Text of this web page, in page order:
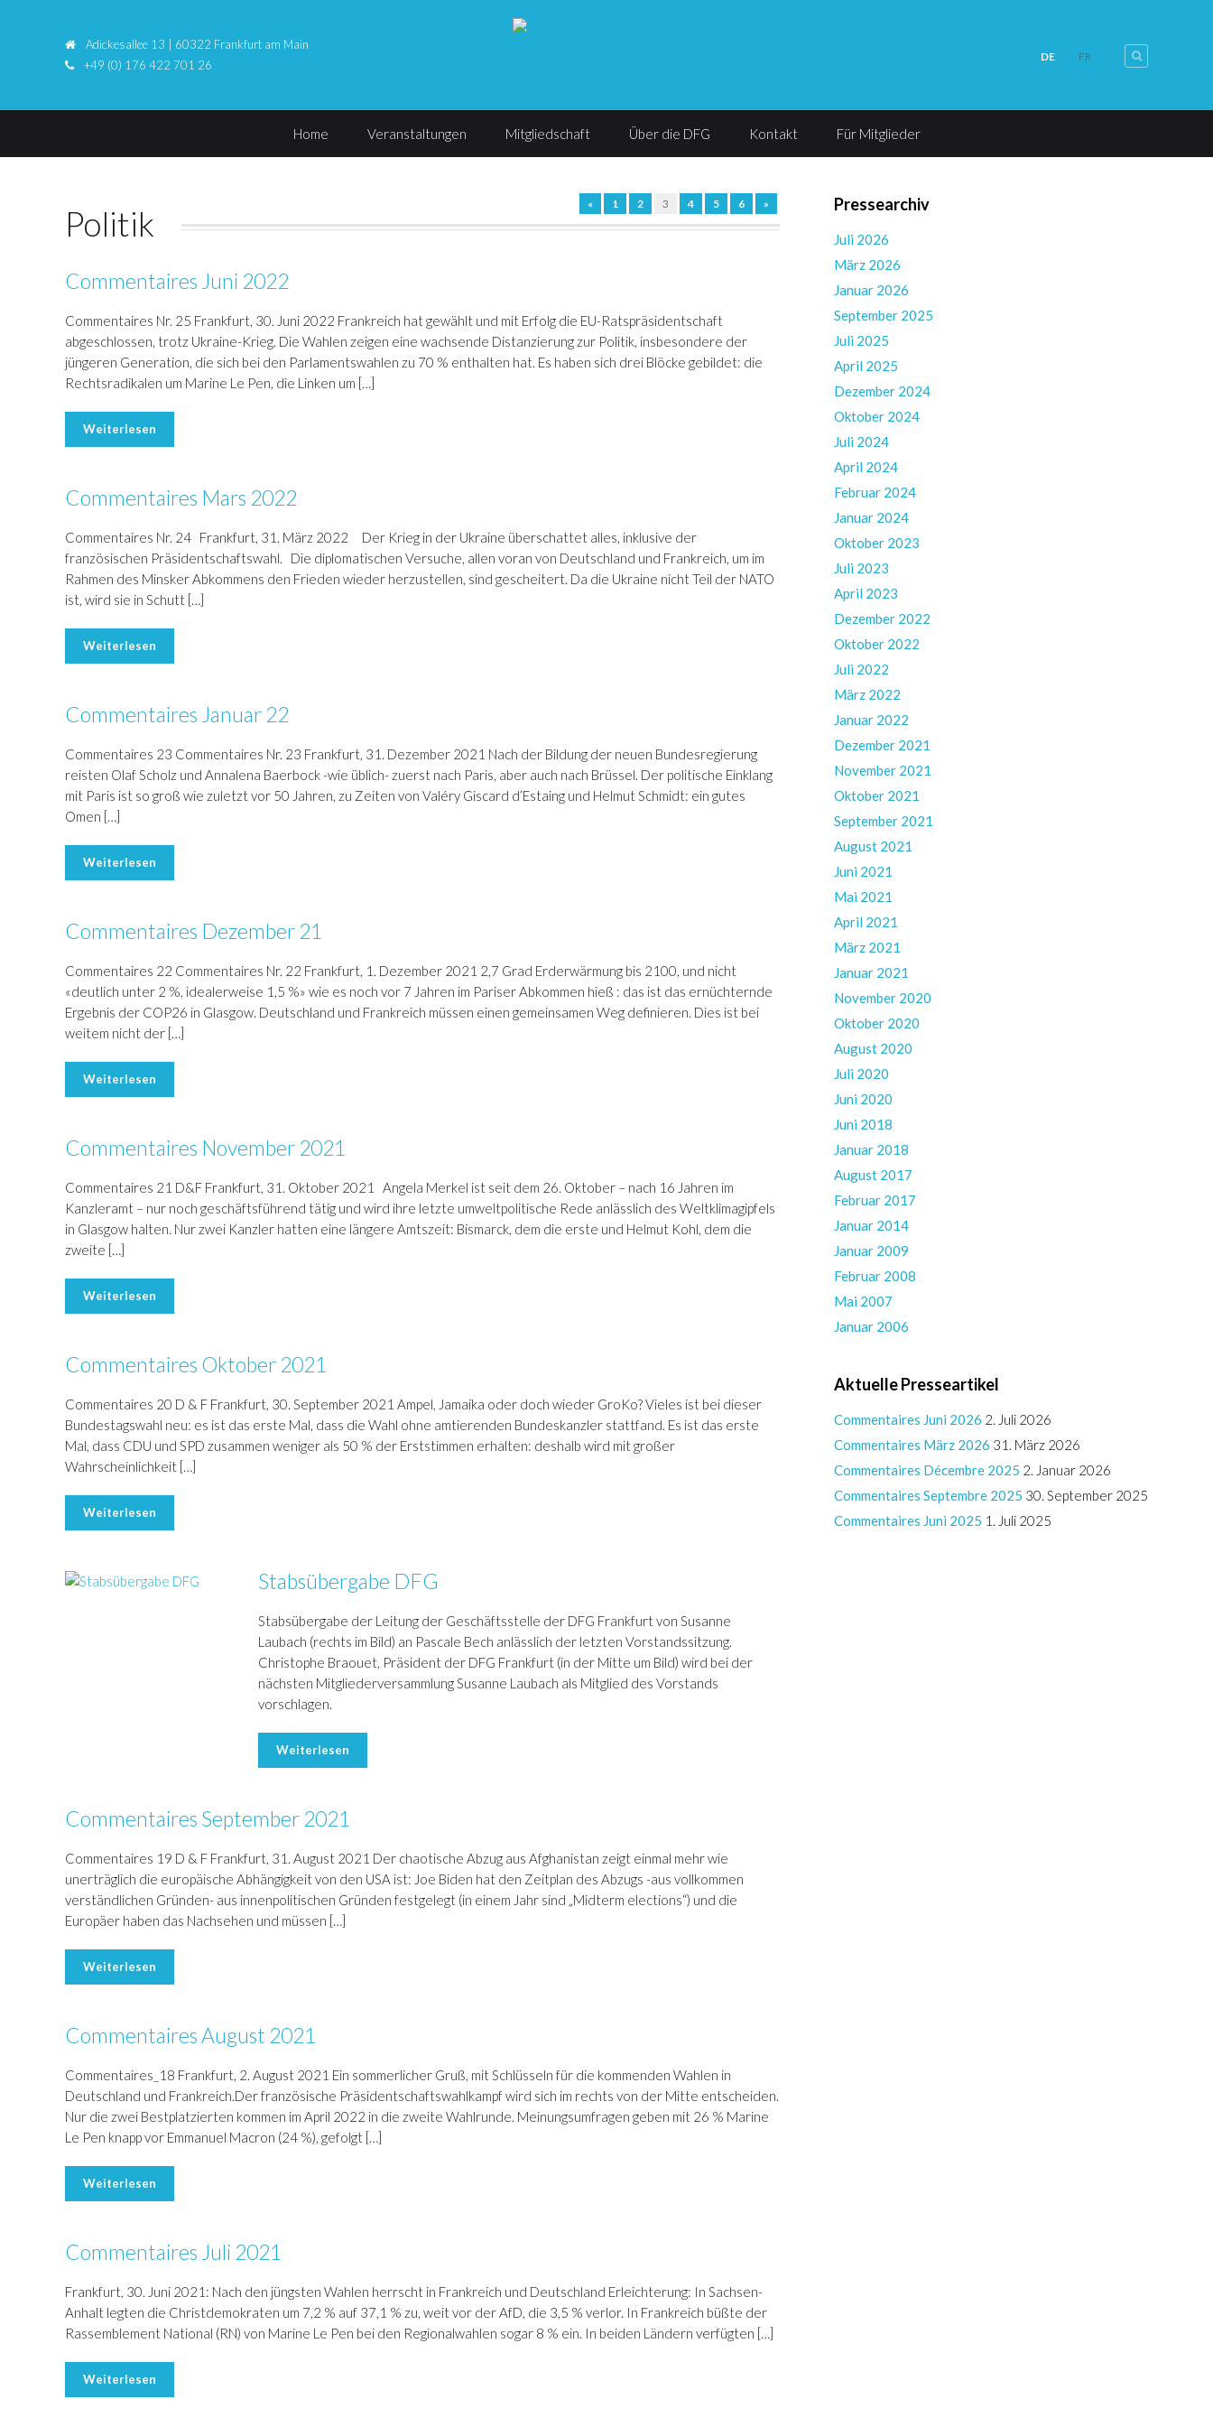
Adickesallee 13 | 60322 Frankfurt am Main
+49 (0) 176 422 701 26
DE FR
Home Veranstaltungen Mitgliedschaft Über die DFG Kontakt Für Mitglieder
« 1 2 3 4 5 6 »
Politik
Commentaires Juni 2022
Commentaires Nr. 25 Frankfurt, 30. Juni 2022 Frankreich hat gewählt und mit Erfolg die EU-Ratspräsidentschaft
abgeschlossen, trotz Ukraine-Krieg. Die Wahlen zeigen eine wachsende Distanzierung zur Politik, insbesondere der
jüngeren Generation, die sich bei den Parlamentswahlen zu 70 % enthalten hat. Es haben sich drei Blöcke gebildet: die
Rechtsradikalen um Marine Le Pen, die Linken um […]
Weiterlesen
Commentaires Mars 2022
Commentaires Nr. 24 Frankfurt, 31. März 2022 Der Krieg in der Ukraine überschattet alles, inklusive der
französischen Präsidentschaftswahl. Die diplomatischen Versuche, allen voran von Deutschland und Frankreich, um im
Rahmen des Minsker Abkommens den Frieden wieder herzustellen, sind gescheitert. Da die Ukraine nicht Teil der NATO
ist, wird sie in Schutt […]
Weiterlesen
Commentaires Januar 22
Commentaires 23 Commentaires Nr. 23 Frankfurt, 31. Dezember 2021 Nach der Bildung der neuen Bundesregierung
reisten Olaf Scholz und Annalena Baerbock -wie üblich- zuerst nach Paris, aber auch nach Brüssel. Der politische Einklang
mit Paris ist so groß wie zuletzt vor 50 Jahren, zu Zeiten von Valéry Giscard d’Estaing und Helmut Schmidt: ein gutes
Omen […]
Weiterlesen
Commentaires Dezember 21
Commentaires 22 Commentaires Nr. 22 Frankfurt, 1. Dezember 2021 2,7 Grad Erderwärmung bis 2100, und nicht
«deutlich unter 2 %, idealerweise 1,5 %» wie es noch vor 7 Jahren im Pariser Abkommen hieß : das ist das ernüchternde
Ergebnis der COP26 in Glasgow. Deutschland und Frankreich müssen einen gemeinsamen Weg definieren. Dies ist bei
weitem nicht der […]
Weiterlesen
Commentaires November 2021
Commentaires 21 D&F Frankfurt, 31. Oktober 2021 Angela Merkel ist seit dem 26. Oktober – nach 16 Jahren im
Kanzleramt – nur noch geschäftsführend tätig und wird ihre letzte umweltpolitische Rede anlässlich des Weltklimagipfels
in Glasgow halten. Nur zwei Kanzler hatten eine längere Amtszeit: Bismarck, dem die erste und Helmut Kohl, dem die
zweite […]
Weiterlesen
Commentaires Oktober 2021
Commentaires 20 D & F Frankfurt, 30. September 2021 Ampel, Jamaika oder doch wieder GroKo? Vieles ist bei dieser
Bundestagswahl neu: es ist das erste Mal, dass die Wahl ohne amtierenden Bundeskanzler stattfand. Es ist das erste
Mal, dass CDU und SPD zusammen weniger als 50 % der Erststimmen erhalten: deshalb wird mit großer
Wahrscheinlichkeit […]
Weiterlesen
Stabsübergabe DFG
Stabsübergabe der Leitung der Geschäftsstelle der DFG Frankfurt von Susanne
Laubach (rechts im Bild) an Pascale Bech anlässlich der letzten Vorstandssitzung.
Christophe Braouet, Präsident der DFG Frankfurt (in der Mitte um Bild) wird bei der
nächsten Mitgliederversammlung Susanne Laubach als Mitglied des Vorstands
vorschlagen.
Weiterlesen
Commentaires September 2021
Commentaires 19 D & F Frankfurt, 31. August 2021 Der chaotische Abzug aus Afghanistan zeigt einmal mehr wie
unerträglich die europäische Abhängigkeit von den USA ist: Joe Biden hat den Zeitplan des Abzugs -aus vollkommen
verständlichen Gründen- aus innenpolitischen Gründen festgelegt (in einem Jahr sind „Midterm elections“) und die
Europäer haben das Nachsehen und müssen […]
Weiterlesen
Commentaires August 2021
Commentaires_18 Frankfurt, 2. August 2021 Ein sommerlicher Gruß, mit Schlüsseln für die kommenden Wahlen in
Deutschland und Frankreich.Der französische Präsidentschaftswahlkampf wird sich im rechts von der Mitte entscheiden.
Nur die zwei Bestplatzierten kommen im April 2022 in die zweite Wahlrunde. Meinungsumfragen geben mit 26 % Marine
Le Pen knapp vor Emmanuel Macron (24 %), gefolgt […]
Weiterlesen
Commentaires Juli 2021
Frankfurt, 30. Juni 2021: Nach den jüngsten Wahlen herrscht in Frankreich und Deutschland Erleichterung: In Sachsen-
Anhalt legten die Christdemokraten um 7,2 % auf 37,1 % zu, weit vor der AfD, die 3,5 % verlor. In Frankreich büßte der
Rassemblement National (RN) von Marine Le Pen bei den Regionalwahlen sogar 8 % ein. In beiden Ländern verfügten […]
Weiterlesen
Pressearchiv
Juli 2026
März 2026
Januar 2026
September 2025
Juli 2025
April 2025
Dezember 2024
Oktober 2024
Juli 2024
April 2024
Februar 2024
Januar 2024
Oktober 2023
Juli 2023
April 2023
Dezember 2022
Oktober 2022
Juli 2022
März 2022
Januar 2022
Dezember 2021
November 2021
Oktober 2021
September 2021
August 2021
Juni 2021
Mai 2021
April 2021
März 2021
Januar 2021
November 2020
Oktober 2020
August 2020
Juli 2020
Juni 2020
Juni 2018
Januar 2018
August 2017
Februar 2017
Januar 2014
Januar 2009
Februar 2008
Mai 2007
Januar 2006
Aktuelle Presseartikel
Commentaires Juni 2026 2. Juli 2026
Commentaires März 2026 31. März 2026
Commentaires Décembre 2025 2. Januar 2026
Commentaires Septembre 2025 30. September 2025
Commentaires Juni 2025 1. Juli 2025